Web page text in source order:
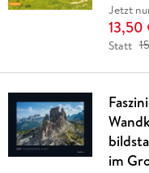
Jetzt
13,50
Statt
im